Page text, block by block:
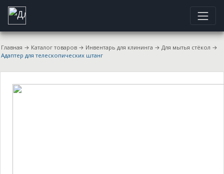
Главная → Каталог товаров → Инвентарь для клининга → Для мытья стёкол →
Адаптер для телескопических штанг